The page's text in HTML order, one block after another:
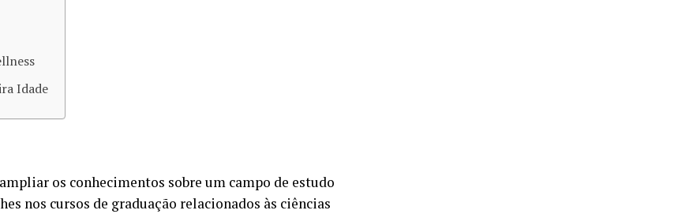
Idade
os conhecimentos sobre um campo de estudo
nos cursos de graduação relacionados às ciências